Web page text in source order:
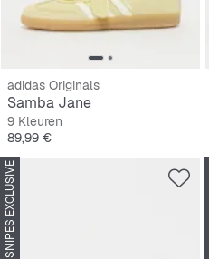
adidas Originals
Samba Jane
9 Kleuren
Prijs
89,99 €
SNIPES EXCLUSIVE